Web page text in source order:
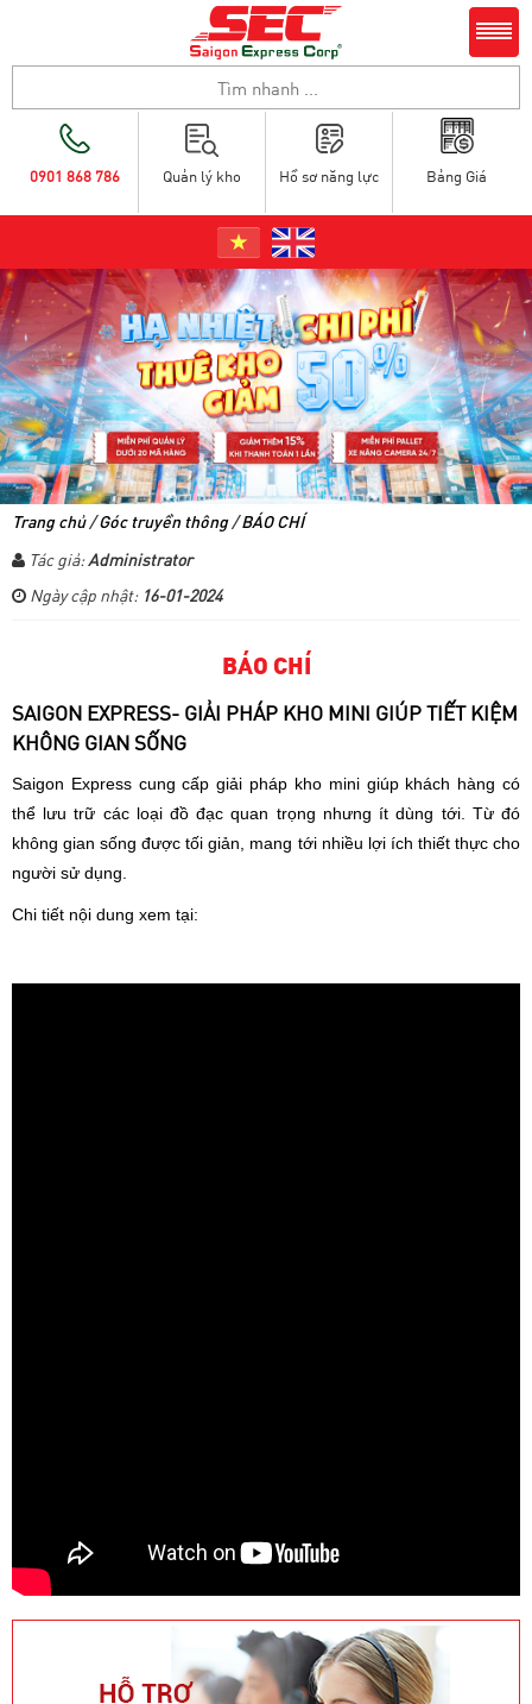
Bảng Giá
Hồ sơ năng lực
Quản lý kho
0901 868 786
Trang chủ/Góc truyền thông/BÁO CHÍ
Tác giả:Administrator
Ngày cập nhật: 16-01-2024
BÁO CHÍ
SAIGON EXPRESS- GIẢI PHÁP KHO MINI GIÚP TIẾT KIỆM
KHÔNG GIAN SỐNG
Saigon Express cung cấp giải pháp kho mini giúp khách hàng có
thể lưu trữ các loại đồ đạc quan trọng nhưng ít dùng tới. Từ đó
không gian sống được tối giản, mang tới nhiều lợi ích thiết thực cho
người sử dụng.
Chi tiết nội dung xem tại: